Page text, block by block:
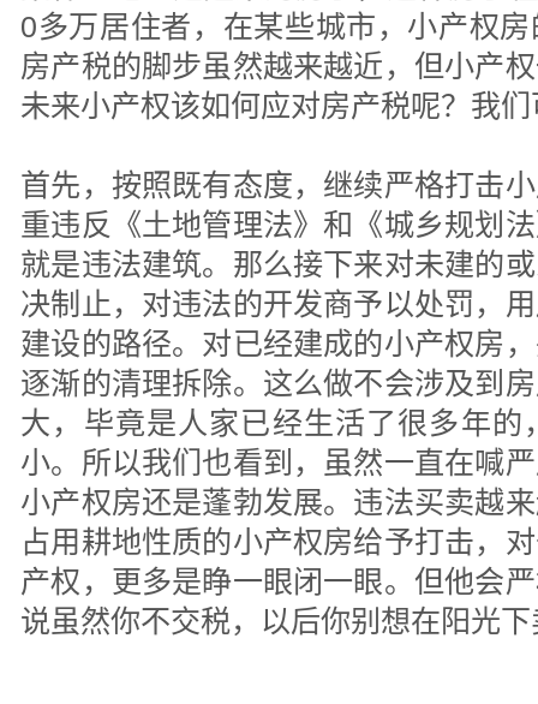
0多万居住者，在某些城市，小产权
房产税的脚步虽然越来越近，但小产
未来小产权该如何应对房产税呢？我
首先，按照既有态度，继续严格打击
重违反《土地管理法》和《城乡规划
就是违法建筑。那么接下来对未建的
决制止，对违法的开发商予以处罚，
建设的路径。对已经建成的小产权房
逐渐的清理拆除。这么做不会涉及到
大，毕竟是人家已经生活了很多年的
小。所以我们也看到，虽然一直在喊
小产权房还是蓬勃发展。违法买卖越
占用耕地性质的小产权房给予打击，
产权，更多是睁一眼闭一眼。但他会
说虽然你不交税，以后你别想在阳光